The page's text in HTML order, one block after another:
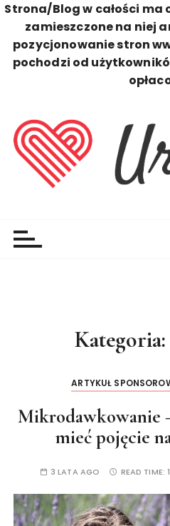
Strona/Blog w całości
zamieszczone na niej
pozycjonowanie stron
pochodzi od
Kategoria:
ARTYKUŁ
Mikrodawkowanie
mieć pojęcie
3 LATA AGO READ TIME: